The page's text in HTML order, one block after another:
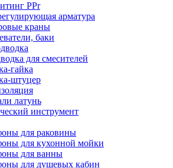
PPr
арматура
краны
баки
для смесителей
гайка
штуцер
латунь
инструмент
для раковины
для кухонной мойки
для ванны
для душевых кабин